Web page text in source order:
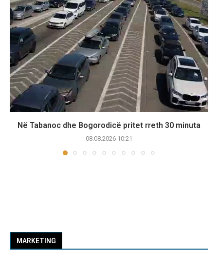
Në Tabanoc dhe Bogorodicë pritet rreth 30 minuta
08.08.2026 10:21
MARKETING